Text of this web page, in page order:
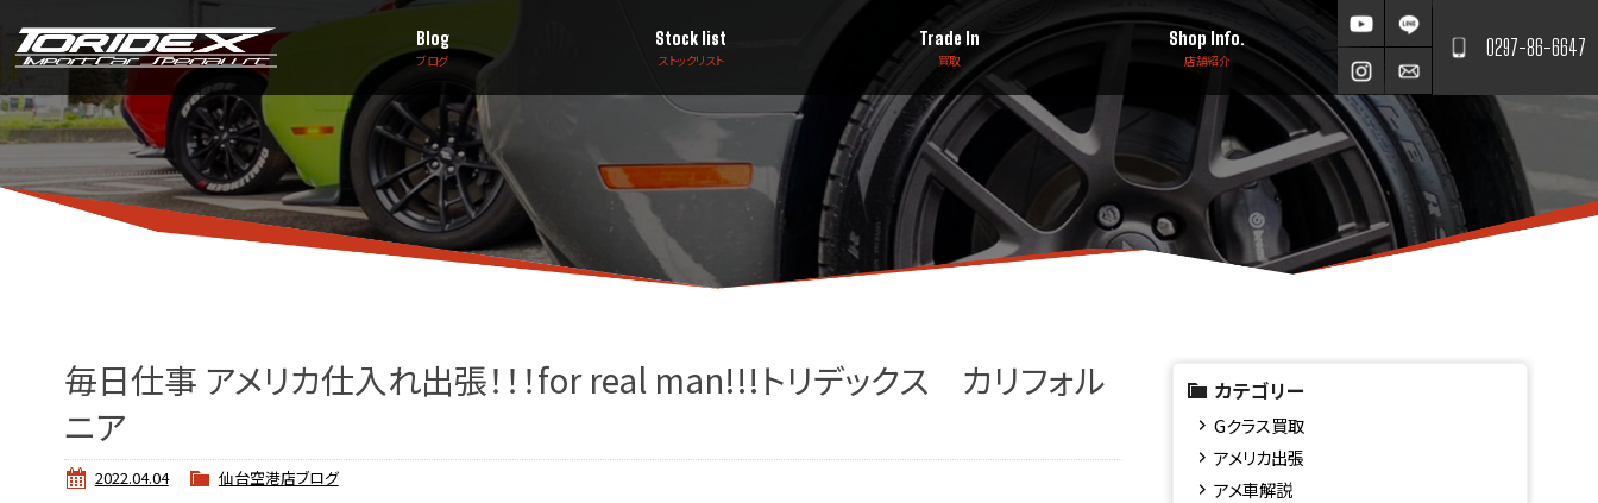
0297-86-6647
Blog
ブログ
Stock list
ストックリスト
Trade In
買取
Shop Info.
店舗紹介
毎日仕事 アメリカ仕入れ出張！！！for real man!!!トリデックス カリフォル
ニア
2022.04.04 仙台空港店ブログ
カテゴリー
Gクラス買取
アメリカ出張
アメ車解説